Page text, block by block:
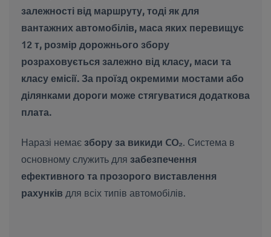
залежності від маршруту, тоді як для
вантажних автомобілів, маса яких перевищує
12 т, розмір дорожнього збору
розраховується залежно від класу, маси та
класу емісії. За проїзд окремими мостами або
ділянками дороги може стягуватися додаткова
плата.
Наразі немає збору за викиди CO₂. Система в
основному служить для забезпечення
ефективного та прозорого виставлення
рахунків для всіх типів автомобілів.